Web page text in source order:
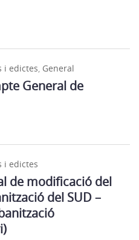
i edictes, General
General de
i edictes
de modificació del
del SUD –